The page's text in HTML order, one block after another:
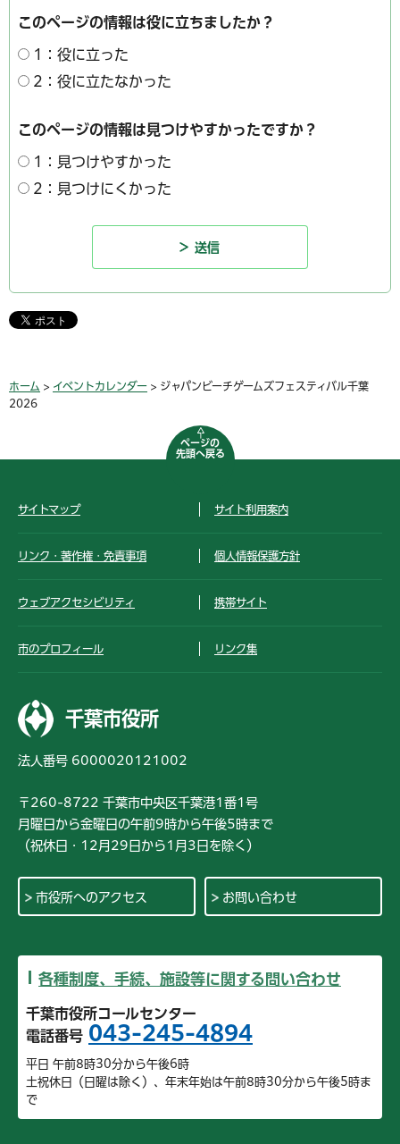
このページの情報は役に立ちましたか？
1：役に立った
2：役に立たなかった
このページの情報は見つけやすかったですか？
1：見つけやすかった
2：見つけにくかった
ホーム > イベントカレンダー > ジャパンビーチゲームズフェスティバル千葉
2026
ページの
先頭へ戻る
サイトマップ サイト利用案内
リンク・著作権・免責事項 個人情報保護方針
ウェブアクセシビリティ 携帯サイト
市のプロフィール リンク集
千葉市役所
法人番号 6000020121002
〒260-8722 千葉市中央区千葉港1番1号
月曜日から金曜日の午前9時から午後5時まで
（祝休日・12月29日から1月3日を除く）
市役所へのアクセス お問い合わせ
各種制度、手続、施設等に関する問い合わせ
千葉市役所コールセンター
電話番号 043-245-4894
平日 午前8時30分から午後6時
土祝休日（日曜は除く）、年末年始は午前8時30分から午後5時ま
で